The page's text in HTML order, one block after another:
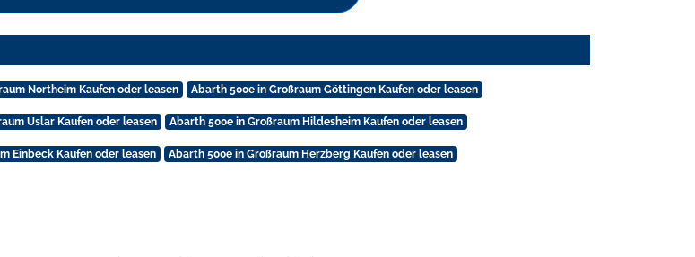
Northeim Kaufen oder leasen Abarth 500e in Großraum Göttingen Kaufen oder leasen
Uslar Kaufen oder leasen Abarth 500e in Großraum Hildesheim Kaufen oder leasen
Einbeck Kaufen oder leasen Abarth 500e in Großraum Herzberg Kaufen oder leasen